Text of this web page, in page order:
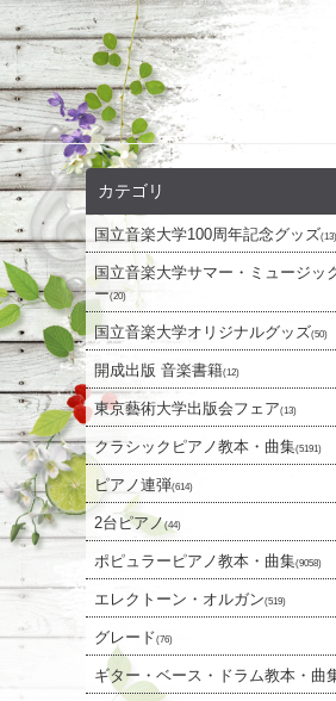
カテゴリ
国立音楽大学100周年記念グッズ(13)
国立音楽大学サマー・ミュージッ
ー(20)
国立音楽大学オリジナルグッズ(50)
開成出版 音楽書籍(12)
東京藝術大学出版会フェア(13)
クラシックピアノ教本・曲集(5191)
ピアノ連弾(614)
2台ピアノ(44)
ポピュラーピアノ教本・曲集(9058)
エレクトーン・オルガン(519)
グレード(76)
ギター・ベース・ドラム教本・曲